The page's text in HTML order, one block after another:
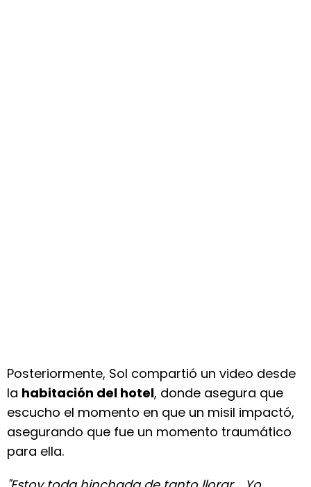
Posteriormente, Sol compartió un video desde
la habitación del hotel, donde asegura que
escucho el momento en que un misil impactó,
asegurando que fue un momento traumático
para ella.